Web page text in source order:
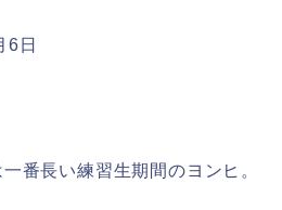
6日
番長い練習生期間のヨンヒ。